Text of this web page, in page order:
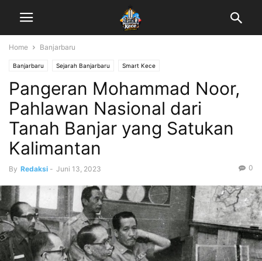
Home Banjarbaru
Banjarbaru Sejarah Banjarbaru Smart Kece
Pangeran Mohammad Noor,
Pahlawan Nasional dari
Tanah Banjar yang Satukan
Kalimantan
By Redaksi - Juni 13, 2023 0